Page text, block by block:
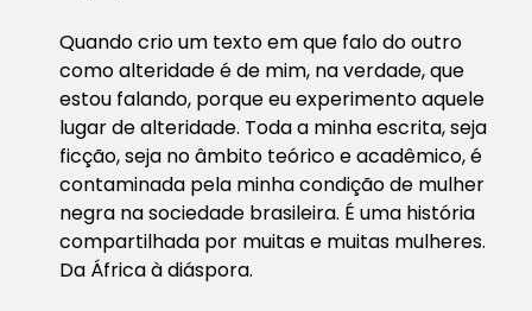
Quando crio um texto em que falo do outro
como alteridade é de mim, na verdade, que
estou falando, porque eu experimento aquele
lugar de alteridade. Toda a minha escrita, seja
ficção, seja no âmbito teórico e acadêmico, é
contaminada pela minha condição de mulher
negra na sociedade brasileira. É uma história
compartilhada por muitas e muitas mulheres.
Da África à diáspora.